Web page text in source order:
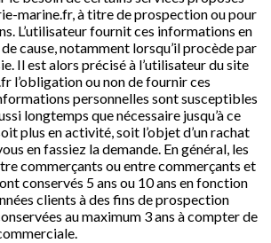
marine.fr, à titre de prospection ou pour
L’utilisateur fournit ces informations en
cause, notamment lorsqu’il procède par
Il est alors précisé à l’utilisateur du site
l’obligation ou non de fournir ces
personnelles sont susceptibles
longtemps que nécessaire jusqu’à ce
plus en activité, soit l’objet d’un rachat
en fassiez la demande. En général, les
commerçants ou entre commerçants et
conservés 5 ans ou 10 ans en fonction
clients à des fins de prospection
au maximum 3 ans à compter de